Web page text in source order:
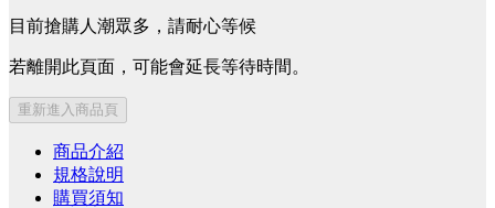
目前搶購人潮眾多，請耐心等候
若離開此頁面，可能會延長等待時間。
重新進入商品頁
商品介紹
規格說明
購買須知